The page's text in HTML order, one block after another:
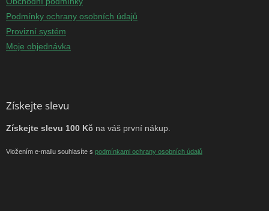
Podmínky ochrany osobních údajů
Provizní systém
Moje objednávka
Získejte slevu
Získejte slevu 100 Kč na váš první nákup.
Vložením e-mailu souhlasíte s podmínkami ochrany osobních údajů